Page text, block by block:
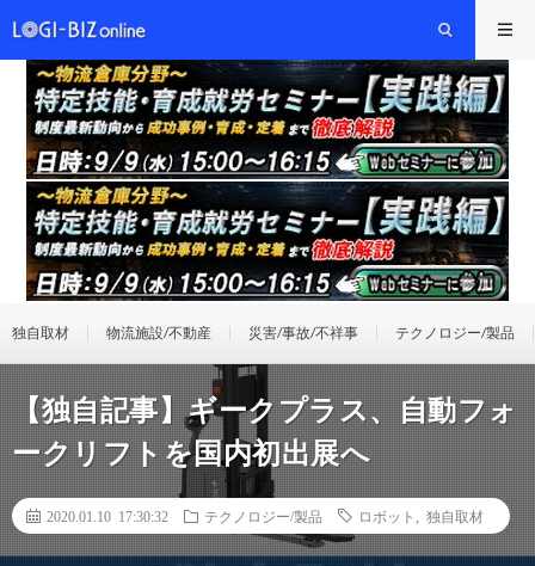
独自取材 物流施設/不動産 災害/事故/不祥事 テクノロジー/製品
【独自記事】ギークプラス、自動フォ
ークリフトを国内初出展へ
2020.01.10 17:30:32 テクノロジー/製品 ロボット 独自取材